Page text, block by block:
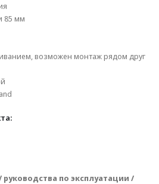
85 мм
возможен монтаж рядом друг
руководства по эксплуатации /